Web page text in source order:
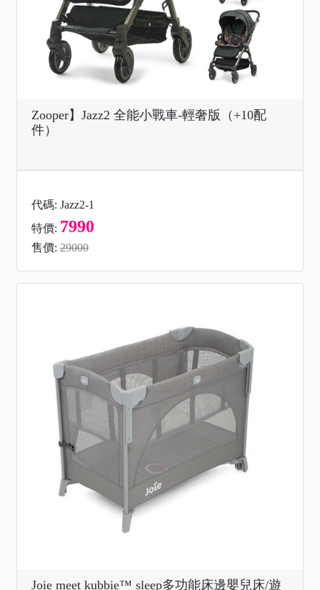
Zooper】Jazz2 全能小戰車-輕奢版（+10配
件）
代碼: Jazz2-1
特價: 7990
售價: 29000
Joie meet kubbie™ sleep多功能床邊嬰兒床/遊